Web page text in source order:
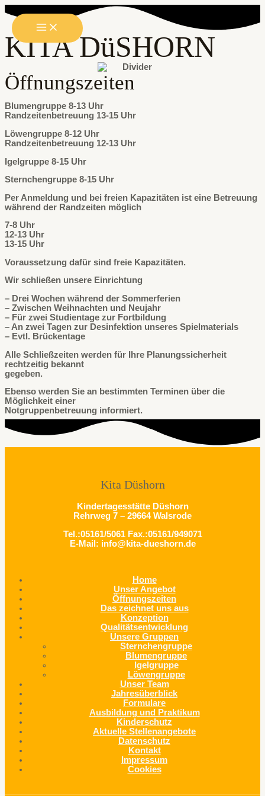
Inhalt
springenMAIN
KITA DüSHORN
Öffnungszeiten
Blumengruppe 8-13 Uhr
Randzeitenbetreuung 13-15 Uhr
Löwengruppe 8-12 Uhr
Randzeitenbetreuung 12-13 Uhr
Igelgruppe 8-15 Uhr
Sternchengruppe 8-15 Uhr
Per Anmeldung und bei freien Kapazitäten ist eine Betreuung
während der Randzeiten möglich
7-8 Uhr
12-13 Uhr
13-15 Uhr
Voraussetzung dafür sind freie Kapazitäten.
Wir schließen unsere Einrichtung
– Drei Wochen während der Sommerferien
– Zwischen Weihnachten und Neujahr
– Für zwei Studientage zur Fortbildung
– An zwei Tagen zur Desinfektion unseres Spielmaterials
– Evtl. Brückentage
Alle Schließzeiten werden für Ihre Planungssicherheit
rechtzeitig bekannt
gegeben.
Ebenso werden Sie an bestimmten Terminen über die
Möglichkeit einer
Notgruppenbetreuung informiert.
Kita Düshorn
Kindertagesstätte Düshorn
Rehrweg 7 – 29664 Walsrode
Tel.:05161/5061 Fax.:05161/949071
E-Mail: info@kita-dueshorn.de
Home
Unser Angebot
Öffnungszeiten
Das zeichnet uns aus
Konzeption
Qualitätsentwicklung
Unsere Gruppen
Sternchengruppe
Blumengruppe
Igelgruppe
Löwengruppe
Unser Team
Jahresüberblick
Formulare
Ausbildung und Praktikum
Kinderschutz
Aktuelle Stellenangebote
Datenschutz
Kontakt
Impressum
Cookies